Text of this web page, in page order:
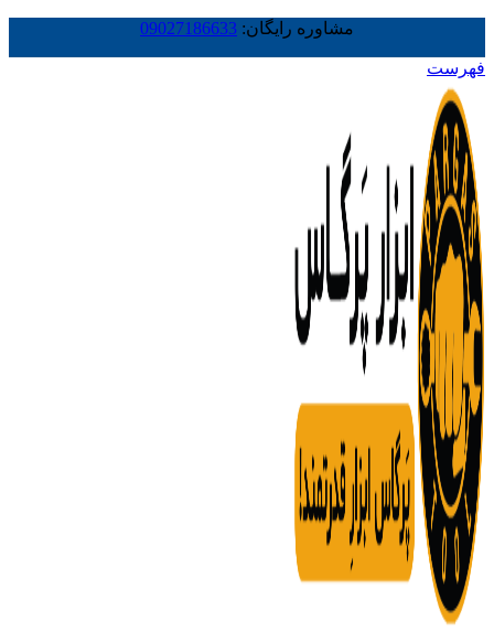
مشاوره رایگان: 09027186633
فهرست